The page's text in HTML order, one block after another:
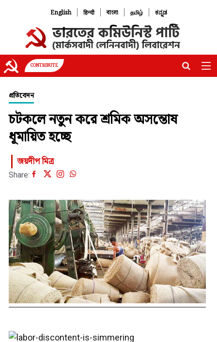
English | हिन्दी | বাংলা | தமிழ் | ಕನ್ನಡ
CONTRIBUTE
প্রতিবেদন
চটকলে নতুন করে শ্রমিক অসন্তোষ
ধূমায়িত হচ্ছে
জয়দীপ মিত্র
Share: